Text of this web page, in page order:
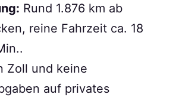
Rund 1.876 km ab
reine Fahrzeit ca. 18
Zoll und keine
auf privates